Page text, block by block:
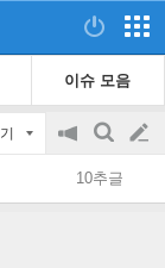
이슈 모음
공
지
on/off
검
색
글
쓰
10추글